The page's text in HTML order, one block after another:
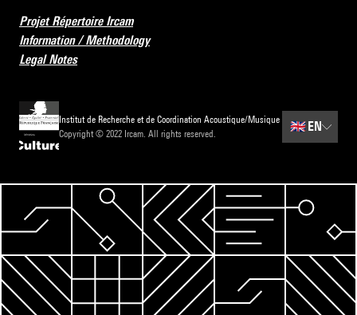
Projet Répertoire Ircam
Information / Methodology
Legal Notes
Institut de Recherche et de Coordination Acoustique/Musique
Copyright © 2022 Ircam. All rights reserved.
🇬🇧 EN